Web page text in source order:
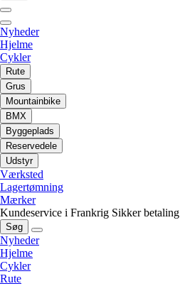
Nyheder
Hjelme
Cykler
Rute
Grus
Mountainbike
BMX
Byggeplads
Reservedele
Udstyr
Værksted
Lagertømning
Mærker
Kundeservice i Frankrig Sikker betaling
Søg
Nyheder
Hjelme
Cykler
Rute